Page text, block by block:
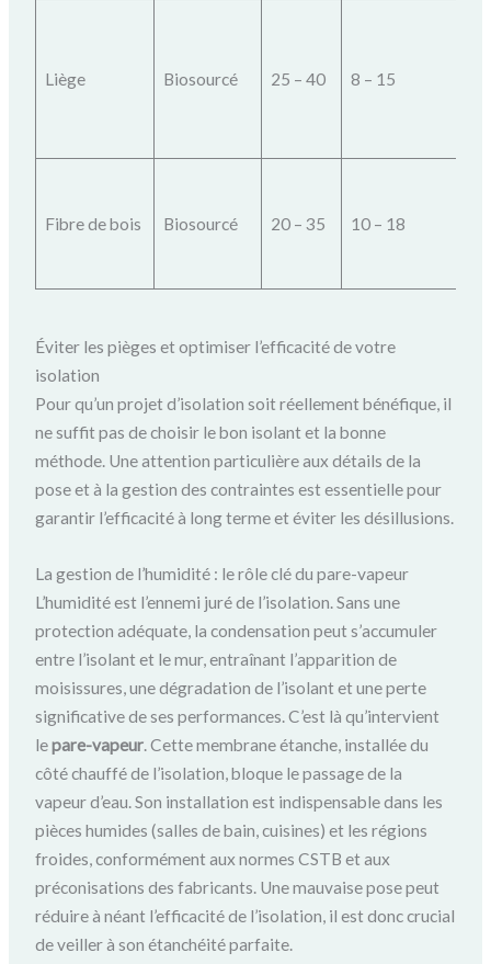
Liège Biosourcé 25 – 40 8 – 15
Fibre de bois Biosourcé 20 – 35 10 – 18
Éviter les pièges et optimiser l’efficacité de votre
isolation
Pour qu’un projet d’isolation soit réellement bénéfique, il
ne suffit pas de choisir le bon isolant et la bonne
méthode. Une attention particulière aux détails de la
pose et à la gestion des contraintes est essentielle pour
garantir l’efficacité à long terme et éviter les désillusions.
La gestion de l’humidité : le rôle clé du pare-vapeur
L’humidité est l’ennemi juré de l’isolation. Sans une
protection adéquate, la condensation peut s’accumuler
entre l’isolant et le mur, entraînant l’apparition de
moisissures, une dégradation de l’isolant et une perte
significative de ses performances. C’est là qu’intervient
lepare-vapeur. Cette membrane étanche, installée du
côté chauffé de l’isolation, bloque le passage de la
vapeur d’eau. Son installation est indispensable dans les
pièces humides (salles de bain, cuisines) et les régions
froides, conformément aux normes CSTB et aux
préconisations des fabricants. Une mauvaise pose peut
réduire à néant l’efficacité de l’isolation, il est donc crucial
de veiller à son étanchéité parfaite.